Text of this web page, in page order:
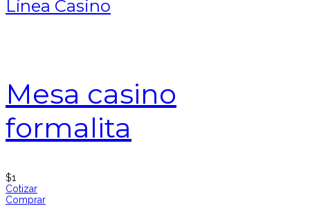
Línea Casino
Mesa casino
formalita
$1
Cotizar
Comprar